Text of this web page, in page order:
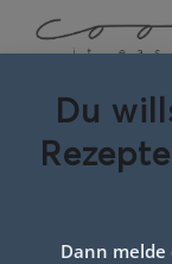
Du
Dann